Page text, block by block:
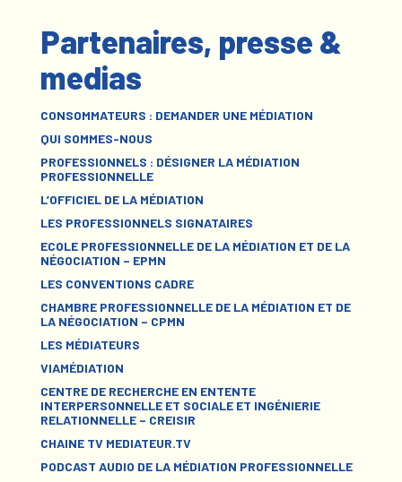
Partenaires, presse &
medias
CONSOMMATEURS : DEMANDER UNE MÉDIATION
QUI SOMMES-NOUS
PROFESSIONNELS : DÉSIGNER LA MÉDIATION
PROFESSIONNELLE
L’OFFICIEL DE LA MÉDIATION
LES PROFESSIONNELS SIGNATAIRES
ECOLE PROFESSIONNELLE DE LA MÉDIATION ET DE LA
NÉGOCIATION – EPMN
LES CONVENTIONS CADRE
CHAMBRE PROFESSIONNELLE DE LA MÉDIATION ET DE
LA NÉGOCIATION – CPMN
LES MÉDIATEURS
VIAMÉDIATION
CENTRE DE RECHERCHE EN ENTENTE
INTERPERSONNELLE ET SOCIALE ET INGÉNIERIE
RELATIONNELLE – CREISIR
CHAINE TV MEDIATEUR.TV
PODCAST AUDIO DE LA MÉDIATION PROFESSIONNELLE